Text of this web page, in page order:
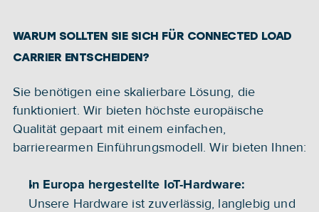
WARUM SOLLTEN SIE SICH FÜR CONNECTED LOAD
CARRIER ENTSCHEIDEN?
Sie benötigen eine skalierbare Lösung, die
funktioniert. Wir bieten höchste europäische
Qualität gepaart mit einem einfachen,
barrierearmen Einführungsmodell. Wir bieten Ihnen:
In Europa hergestellte IoT-Hardware:
Unsere Hardware ist zuverlässig, langlebig und